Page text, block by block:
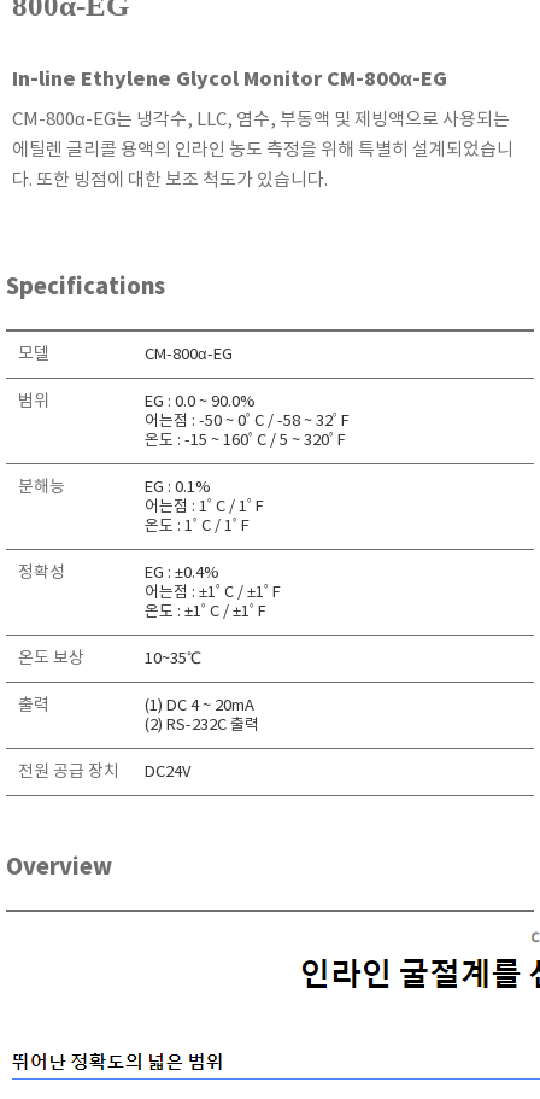
KORNO
KYORITSU
Martens (GHM Group)
MEIJI TECHNO
NEW COSMOS
OCEANUS
OKANO WORKS
PARTICLE PLUS
PEAK TECH
PESOLA
RIXEN
Schaller (Humimeter)
SENSECA
Sensortechnikk Meinsberg
SENTEST
SENTRY
SHINYEI TECHNOLOGY
Showa sokki
SONIC CORPORATION
T&D
In-line Ethylene Glycol Monitor CM-800α-EG
CM-800α-EG는 냉각수, LLC, 염수, 부동액 및 제빙액으로 사용되는
에틸렌 글리콜 용액의 인라인 농도 측정을 위해 특별히 설계되었습니
다. 또한 빙점에 대한 보조 척도가 있습니다.
Specifications
모델 CM-800α-EG
범위
EG : 0.0 ~ 90.0%
어는점 : -50 ~ 0ﾟC / -58 ~ 32ﾟF
온도 : -15 ~ 160ﾟC / 5 ~ 320ﾟF
분해능
EG : 0.1%
어는점 : 1ﾟC / 1ﾟF
온도 : 1ﾟC / 1ﾟF
정확성
EG : ±0.4%
어는점 : ±1ﾟC / ±1ﾟF
온도 : ±1ﾟC / ±1ﾟF
온도 보상 10~35℃
출력
(1) DC 4 ~ 20mA
(2) RS-232C 출력
전원 공급 장치 DC24V
Overview